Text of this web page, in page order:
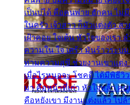
เป็นบ่ได้ คือคนพ่าย ฮักคน ไม่
ในครัว เจ้าสาว ก็มัวแต่งตัว สว
เฝ้าคอย ใจเต้น หัวใจของเรา
ความใน ใจ เศร้า มันร้าวระบ
ท่ามความสุขี ช่วยงานเขาแต่ง
เมื่อไรหนอจะ โชคดี ได้มีพิธีวิ
มา คือหน้าที่เก่า หัวใจหล้า ค
คือหยังเขา มีงานแต่งแล้ว ไป